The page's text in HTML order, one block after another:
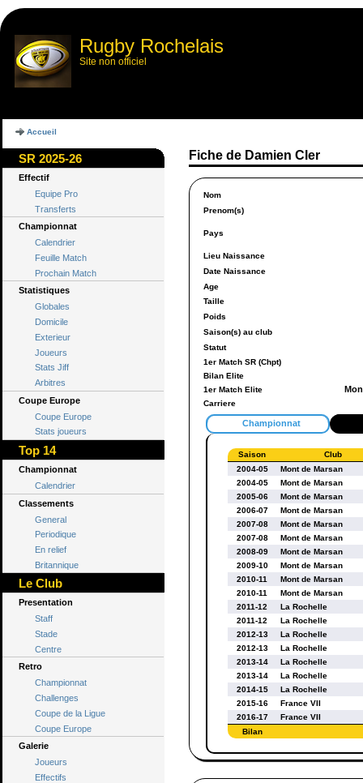
Rugby Rochelais
Site non officiel
Accueil
SR 2025-26
Effectif
Equipe Pro
Transferts
Championnat
Calendrier
Feuille Match
Prochain Match
Statistiques
Globales
Domicile
Exterieur
Joueurs
Stats Jiff
Arbitres
Coupe Europe
Coupe Europe
Stats joueurs
Top 14
Championnat
Calendrier
Classements
General
Periodique
En relief
Britannique
Le Club
Presentation
Staff
Stade
Centre
Retro
Championnat
Challenges
Coupe de la Ligue
Coupe Europe
Galerie
Joueurs
Effectifs
Fiche de Damien Cler
Nom
Prenom(s)
Pays
Lieu Naissance
Date Naissance
Age
Taille
Poids
Saison(s) au club
Statut
1er Match SR (Chpt)
Bilan Elite
1er Match Elite
Carriere
Championnat
Saison
Club
2004-05
Mont de Marsan
2004-05
Mont de Marsan
2005-06
Mont de Marsan
2006-07
Mont de Marsan
2007-08
Mont de Marsan
2007-08
Mont de Marsan
2008-09
Mont de Marsan
2009-10
Mont de Marsan
2010-11
Mont de Marsan
2010-11
Mont de Marsan
2011-12
La Rochelle
2011-12
La Rochelle
2012-13
La Rochelle
2012-13
La Rochelle
2013-14
La Rochelle
2013-14
La Rochelle
2014-15
La Rochelle
2015-16
France VII
2016-17
France VII
Bilan